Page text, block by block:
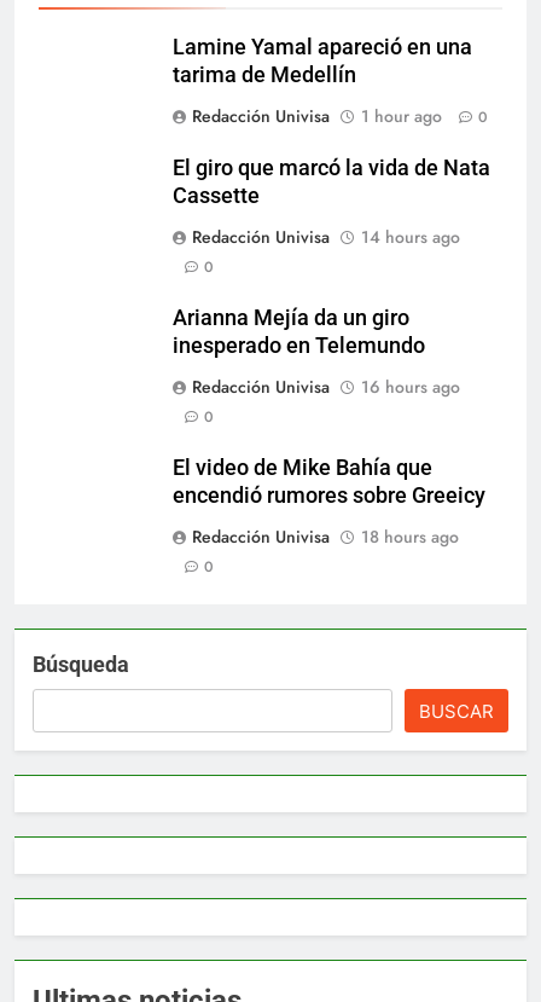
Lamine Yamal apareció en una
tarima de Medellín
Redacción Univisa
1 hour ago 0
El giro que marcó la vida de Nata
Cassette
Redacción Univisa
14 hours ago
0
Arianna Mejía da un giro
inesperado en Telemundo
Redacción Univisa
16 hours ago
0
El video de Mike Bahía que
encendió rumores sobre Greeicy
Redacción Univisa
18 hours ago
0
Búsqueda
BUSCAR